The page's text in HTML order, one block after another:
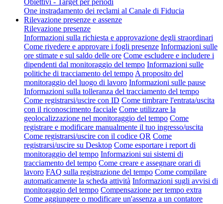
One instradamento dei reclami al Canale di Fiducia
Rilevazione presenze e assenze
Rilevazione presenze
Informazioni sulla richiesta e approvazione degli straordinari
Come rivedere e approvare i fogli presenze Informazioni sulle
ore stimate e sul saldo delle ore Come escludere e includere i
dipendenti dal monitoraggio del tempo Informazioni sulle
politiche di tracciamento del tempo A proposito del
monitoraggio del luogo di lavoro Informazioni sulle pause
Informazioni sulla tolleranza del tracciamento del tempo
Come registrarsi/uscire con ID Come timbrare l'entrata/uscita
con il riconoscimento facciale Come utilizzare la
geolocalizzazione nel monitoraggio del tempo Come
registrare e modificare manualmente il tuo ingresso/uscita
Come registrarsi/uscire con il codice QR Come
registrarsi/uscire su Desktop Come esportare i report di
monitoraggio del tempo Informazioni sui sistemi di
tracciamento del tempo Come creare e assegnare orari di
lavoro FAQ sulla registrazione del tempo Come compilare
automaticamente la scheda attività Informazioni sugli avvisi di
monitoraggio del tempo Compensazione per tempo extra
Come aggiungere o modificare un'assenza a un contatore